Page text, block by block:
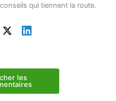
qui tiennent la route.
les